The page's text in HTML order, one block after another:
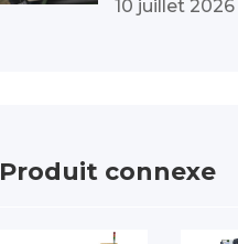
omplète des
10 juillet 2026
Produit connexe